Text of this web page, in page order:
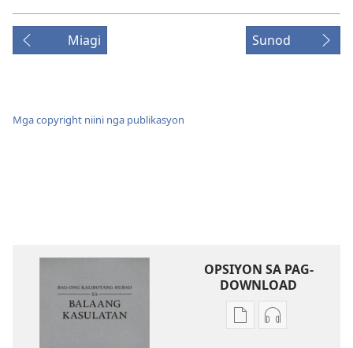
Miagi Sunod
Mga copyright niini nga publikasyon
OPSIYON SA PAG-
DOWNLOAD
OpsiyonOpsiyon